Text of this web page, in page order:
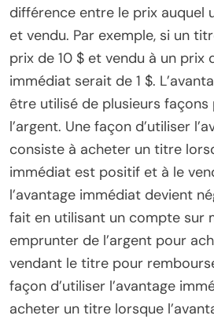
différence entre le prix auquel
et vendu. Par exemple, si un
prix de 10 $ et vendu à un prix
immédiat serait de 1 $.
être utilisé de plusieurs façons
l’argent. Une façon d’utiliser
consiste à acheter un titre
immédiat est positif et à le
l’avantage immédiat devient
fait en utilisant un compte sur
emprunter de l’argent pour
vendant le titre pour
façon d’utiliser l’avantage
acheter un titre lorsque